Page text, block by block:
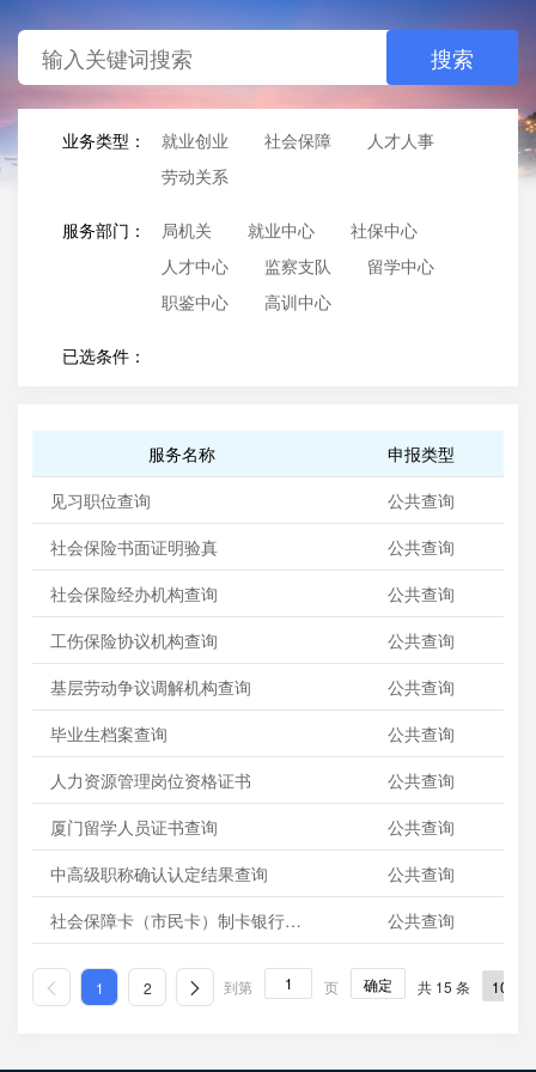
搜索
业务类型： 就业创业 社会保障
人才人事
劳动关系
服务部门： 局机关 就业中心
社保中心
人才中心
监察支队
留学中心
职鉴中心
高训中心
已选条件：
服务名称
申报类型
见习职位查询
公共查询
社会保险书面证明验真
公共查询
社会保险经办机构查询
公共查询
工伤保险协议机构查询
公共查询
基层劳动争议调解机构查询
公共查询
毕业生档案查询
公共查询
人力资源管理岗位资格证书
公共查询
厦门留学人员证书查询
公共查询
中高级职称确认认定结果查询
公共查询
社会保障卡（市民卡）制卡银行网点查询
公共查询
 1 2  到第 页 确定 共 15 条